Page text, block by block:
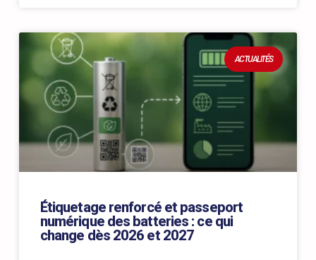
ACTUALITÉS
Étiquetage renforcé et passeport
numérique des batteries : ce qui
change dès 2026 et 2027